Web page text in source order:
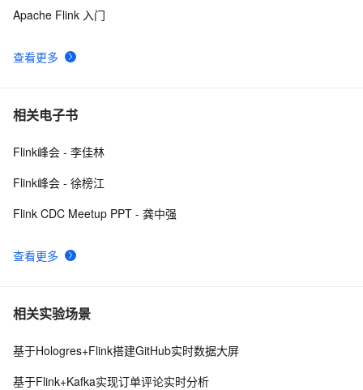
查看更多
Apache Flink 入门
相关电子书
查看更多
Flink峰会 - 李佳林
Flink峰会 - 徐榜江
Flink CDC Meetup PPT - 龚中强
相关实验场景
基于Hologres+Flink搭建GitHub实时数据大屏
基于Flink+Kafka实现订单评论实时分析